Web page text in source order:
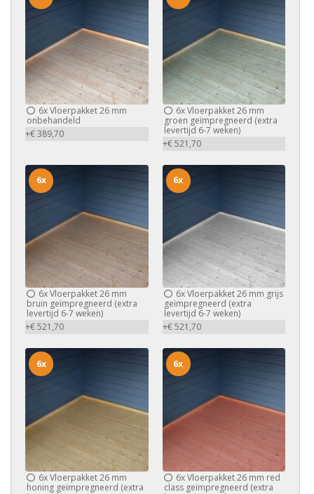
6xVloerpakket 26 mm
onbehandeld
+€ 389,70
6xVloerpakket 26 mm
groen geïmpregneerd (extra
levertijd 6-7 weken)
+€ 521,70
6xVloerpakket 26 mm
bruin geïmpregneerd (extra
levertijd 6-7 weken)
+€ 521,70
6x
6xVloerpakket 26 mm grijs
geïmpregneerd (extra
levertijd 6-7 weken)
+€ 521,70
6x
6xVloerpakket 26 mm
honing geïmpregneerd (extra
6x
6xVloerpakket 26 mm red
class geïmpregneerd (extra
6x